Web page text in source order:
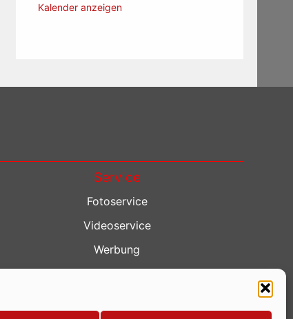
Kalender anzeigen
Service
Fotoservice
Videoservice
Werbung